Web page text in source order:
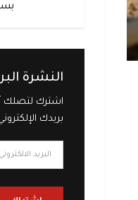
النشرة
اشترك لتصلك
بريدك